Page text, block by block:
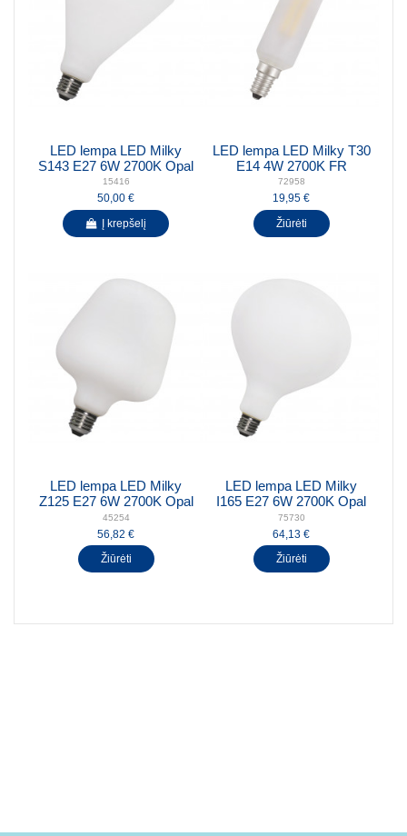
LED lempa LED Milky
S143 E27 6W 2700K Opal
15416
50,00 €
Į krepšelį
LED lempa LED Milky T30
E14 4W 2700K FR
72958
19,95 €
Žiūrėti
LED lempa LED Milky
Z125 E27 6W 2700K Opal
45254
56,82 €
Žiūrėti
LED lempa LED Milky
I165 E27 6W 2700K Opal
75730
64,13 €
Žiūrėti